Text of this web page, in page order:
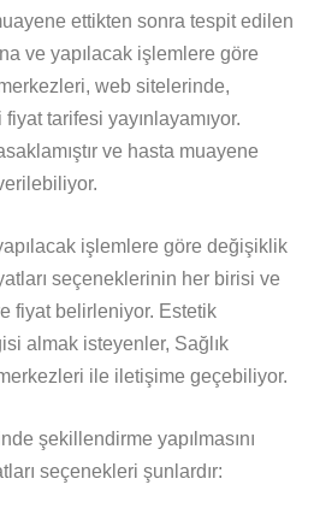
ettikten sonra tespit edilen
ve yapılacak işlemlere göre
web sitelerinde,
tarifesi yayınlayamıyor.
ve hasta muayene
işlemlere göre değişiklik
seçeneklerinin her birisi ve
fiyat belirleniyor. Estetik
almak isteyenler, Sağlık
ile iletişime geçebiliyor.
şekillendirme yapılmasını
seçenekleri şunlardır: